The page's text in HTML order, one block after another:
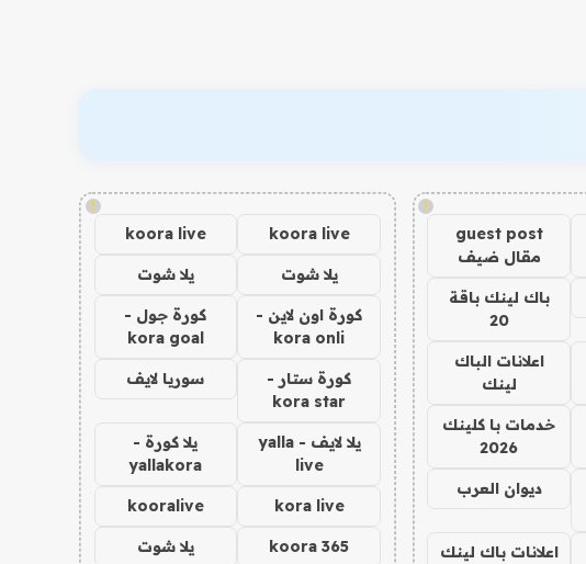
!
guest post
مقال ضيف
باك لينك باقة
20
اعلانات الباك
لينك
خدمات با كلينك
2026
ديوان العرب
اعلانات باك لينك
!
koora live
koora live
يلا شوت يلا شوت
كورة اون لاين -
kora onli
كورة جول -
kora goal
كورة ستار -
kora star
سوريا لايف
يلا لايف - yalla
live
يلا كورة -
yallakora
kora live
kooralive
koora 365 يلا شوت